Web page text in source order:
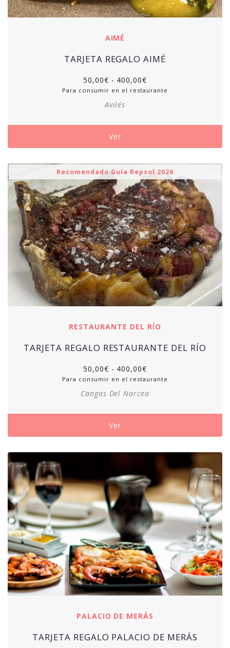
AIMÉ
TARJETA REGALO AIMÉ
50,00€ - 400,00€
Para consumir en el restaurante
Avilés
Ver
Recomendado Guía Repsol 2026
RESTAURANTE DEL RÍO
TARJETA REGALO RESTAURANTE DEL RÍO
50,00€ - 400,00€
Para consumir en el restaurante
Cangas Del Narcea
Ver
PALACIO DE MERÁS
TARJETA REGALO PALACIO DE MERÁS